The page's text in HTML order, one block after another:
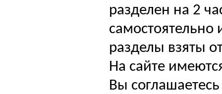
разделен на 2
самостоятельно
разделы взяты
На сайте
Вы